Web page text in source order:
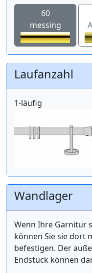
60
messing
Laufanzahl
1-läufig
Wandlager
Wenn Ihre Garnitur
können Sie sie dort
befestigen. Der
Endstück können